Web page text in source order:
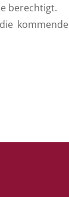
berechtigt.